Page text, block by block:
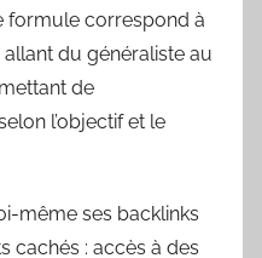
formule correspond à
du généraliste au
de
l’objectif et le
même ses backlinks
cachés : accès à des